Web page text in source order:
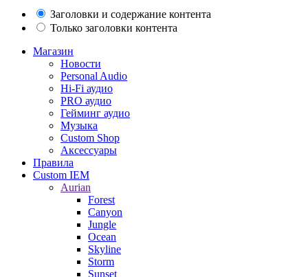
Заголовки и содержание контента
Только заголовки контента
Магазин
Новости
Personal Audio
Hi-Fi аудио
PRO аудио
Гейминг аудио
Музыка
Custom Shop
Аксессуары
Правила
Custom IEM
Aurian
Forest
Canyon
Jungle
Ocean
Skyline
Storm
Sunset